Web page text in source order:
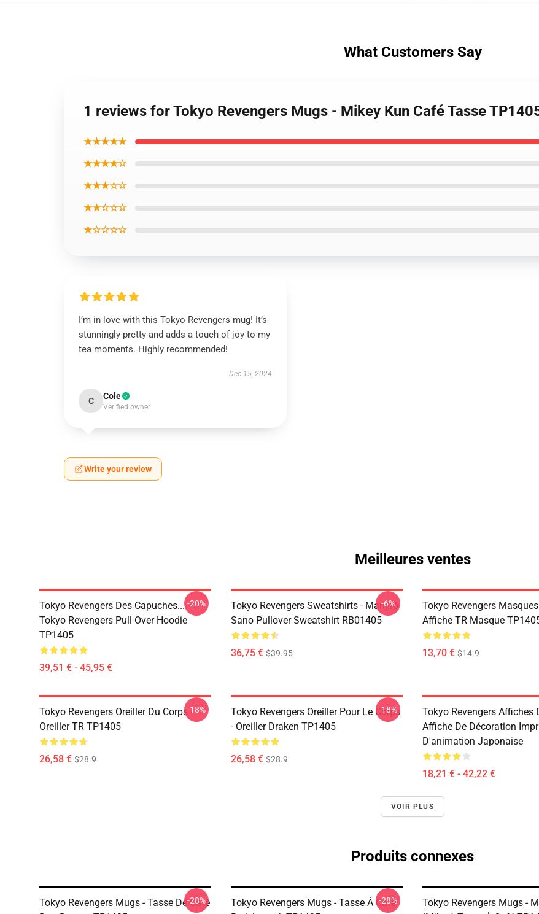
What Customers Say
1 reviews for Tokyo Revengers Mugs - Mikey Kun Café Tasse
★★★★★
★★★★☆
★★★☆☆
★★☆☆☆
★☆☆☆☆
I’m in love with this Tokyo Revengers mug! It’s
stunningly pretty and adds a touch of joy to my
tea moments. Highly recommended!
Dec 15, 2024
C Cole
Verified owner
Write your review
Meilleures ventes
Tokyo Revengers Des Capuches...
Tokyo Revengers Pull-Over Hoodie
TP1405
39,51 € - 45,95 €
-20%
Tokyo Revengers Sweatshirts - Manjiro
Sano Pullover Sweatshirt RB01405
36,75 € $39.95
-6%
Tokyo Revengers
Affiche TR Masque
13,70 € $14.9
Tokyo Revengers Oreiller Du Corps -
Oreiller TR TP1405
26,58 € $28.9
-18%
Tokyo Revengers Oreiller Pour Le Corps
- Oreiller Draken TP1405
26,58 € $28.9
-18%
Tokyo Revengers Affiches
Affiche De Décoration
D'animation Japonaise
18,21 € - 42,22 €
VOIR PLUS
Produits connexes
Tokyo Revengers Mugs - Tasse De Café
-28%
Tokyo Revengers Mugs - Tasse À Café
-28%
Tokyo Revengers Mugs -